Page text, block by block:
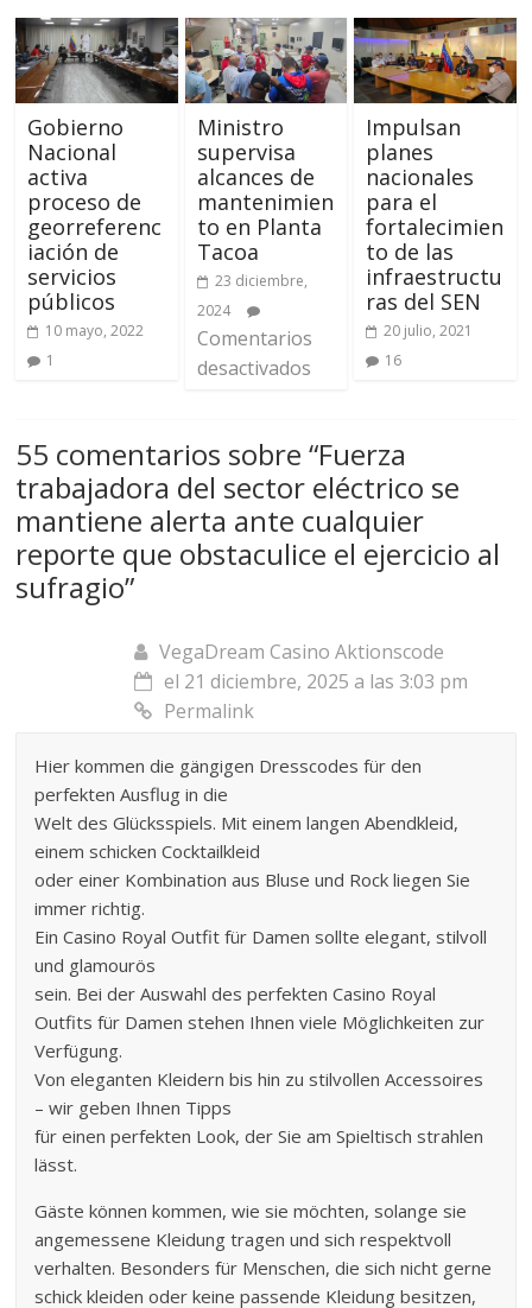
Gobierno
Nacional
activa
proceso de
georreferenc
iación de
servicios
públicos
10 mayo, 2022
1
Ministro
supervisa
alcances de
mantenimien
to en Planta
Tacoa
23 diciembre,
2024
Comentarios
desactivados
Impulsan
planes
nacionales
para el
fortalecimien
to de las
infraestructu
ras del SEN
20 julio, 2021
16
55 comentarios sobre “Fuerza
trabajadora del sector eléctrico se
mantiene alerta ante cualquier
reporte que obstaculice el ejercicio al
sufragio”
VegaDream Casino Aktionscode
el 21 diciembre, 2025 a las 3:03 pm
Permalink
Hier kommen die gängigen Dresscodes für den
perfekten Ausflug in die
Welt des Glücksspiels. Mit einem langen Abendkleid,
einem schicken Cocktailkleid
oder einer Kombination aus Bluse und Rock liegen Sie
immer richtig.
Ein Casino Royal Outfit für Damen sollte elegant, stilvoll
und glamourös
sein. Bei der Auswahl des perfekten Casino Royal
Outfits für Damen stehen Ihnen viele Möglichkeiten zur
Verfügung.
Von eleganten Kleidern bis hin zu stilvollen Accessoires
– wir geben Ihnen Tipps
für einen perfekten Look, der Sie am Spieltisch strahlen
lässt.
Gäste können kommen, wie sie möchten, solange sie
angemessene Kleidung tragen und sich respektvoll
verhalten. Besonders für Menschen, die sich nicht gerne
schick kleiden oder keine passende Kleidung besitzen,